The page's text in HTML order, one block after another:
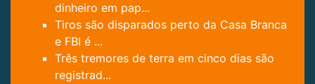
dinheiro em pap...
Tiros são disparados perto da Casa Branca
e FBI é ...
Três tremores de terra em cinco dias são
registrad...